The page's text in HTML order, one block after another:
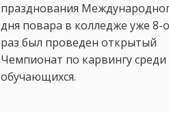
празднования
дня повара в колледже уже 8-
раз был проведен открытый
Чемпионат по карвингу среди
обучающихся.